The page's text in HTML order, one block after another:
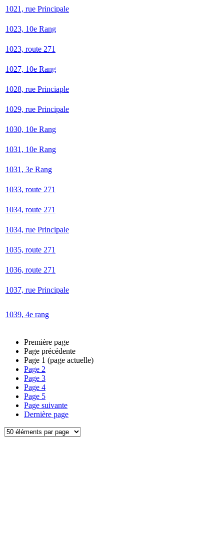
1021, rue Principale
1023, 10e Rang
1023, route 271
1027, 10e Rang
1028, rue Princiaple
1029, rue Principale
1030, 10e Rang
1031, 10e Rang
1031, 3e Rang
1033, route 271
1034, route 271
1034, rue Principale
1035, route 271
1036, route 271
1037, rue Principale
1039, 4e rang
Première page
Page précédente
Page 1 (page actuelle)
Page 2
Page 3
Page 4
Page 5
Page suivante
Dernière page